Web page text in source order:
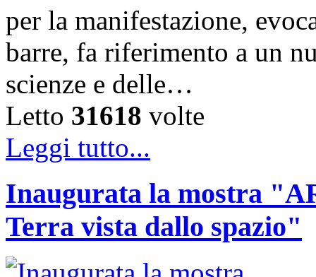
per la manifestazione,
barre, fa riferimento a un
scienze e delle…
Letto 31618 volte
Leggi tutto...
Inaugurata la mostra
Terra vista dallo spazio"